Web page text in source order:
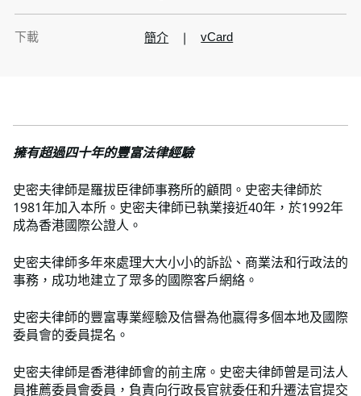
下載 簡介 | vCard
擁有超過四十年的豐富法律經驗
史密夫律師是羅拔臣律師事務所的顧問。史密夫律師於
1981年加入本所。史密夫律師已執業接近40年，於1992年
成為香港國際公證人。
史密夫律師多年來處理大大小小的訴訟、商業法和行政法的
事務，成功地建立了眾多的國際客戶網絡。
史密夫律師的豐富專業經驗及信譽為他嬴得多個本地及國際
委員會的委員提名。
史密夫律師是香港律師會的前主席。史密夫律師曾是司法人
員推薦委員會委員，負責向行政長官就委任和升遷法官提交